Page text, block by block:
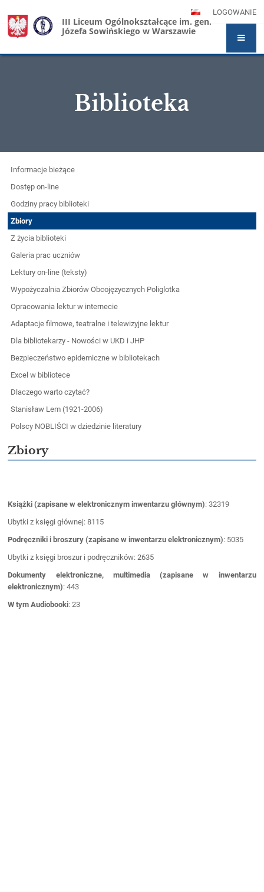
LOGOWANIE
III Liceum Ogólnokształcące im. gen.
Józefa Sowińskiego w Warszawie
Biblioteka
Biblioteka
Informacje bieżące
Dostęp on-line
Godziny pracy biblioteki
Zbiory
Z życia biblioteki
Galeria prac uczniów
Lektury on-line (teksty)
Wypożyczalnia Zbiorów Obcojęzycznych Poliglotka
Opracowania lektur w internecie
Adaptacje filmowe, teatralne i telewizyjne lektur
Dla bibliotekarzy - Nowości w UKD i JHP
Bezpieczeństwo epidemiczne w bibliotekach
Excel w bibliotece
Dlaczego warto czytać?
Stanisław Lem (1921-2006)
Polscy NOBLIŚCI w dziedzinie literatury
Zbiory
Książki (zapisane w elektronicznym inwentarzu głównym): 32319
Ubytki z księgi głównej: 8115
Podręczniki i broszury(zapisane w inwentarzu elektronicznym): 5035
Ubytki z księgi broszur i podręczników: 2635
Dokumenty elektroniczne, multimedia(zapisane w inwentarzu
elektronicznym): 443
W tym Audiobooki: 23